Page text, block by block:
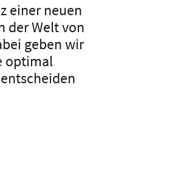
einer neuen
der Welt von
geben wir
optimal